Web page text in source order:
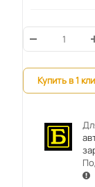
Купить в 1